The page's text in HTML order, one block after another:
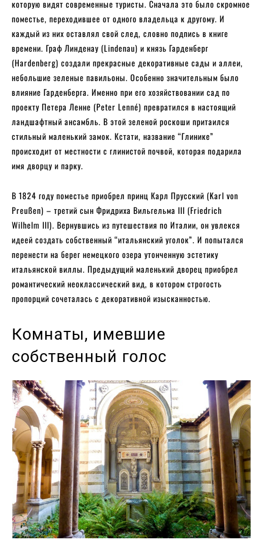
которую видят современные туристы. Сначала это было скромное
поместье, переходившее от одного владельца к другому. И
каждый из них оставлял свой след, словно подпись в книге
времени. Граф Линденау (Lindenau) и князь Гарденберг
(Hardenberg) создали прекрасные декоративные сады и аллеи,
небольшие зеленые павильоны. Особенно значительным было
влияние Гарденберга. Именно при его хозяйствовании сад по
проекту Петера Ленне (Peter Lenné) превратился в настоящий
ландшафтный ансамбль. В этой зеленой роскоши притаился
стильный маленький замок. Кстати, название “Глинике”
происходит от местности с глинистой почвой, которая подарила
имя дворцу и парку.
В 1824 году поместье приобрел принц Карл Прусский (Karl von
Preußen) – третий сын Фридриха Вильгельма III (Friedrich
Wilhelm III). Вернувшись из путешествия по Италии, он увлекся
идеей создать собственный “итальянский уголок”. И попытался
перенести на берег немецкого озера утонченную эстетику
итальянской виллы. Предыдущий маленький дворец приобрел
романтический неоклассический вид, в котором строгость
пропорций сочеталась с декоративной изысканностью.
Комнаты, имевшие
собственный голос